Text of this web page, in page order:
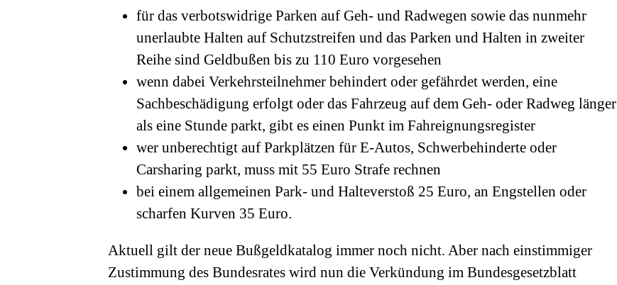
für das verbotswidrige Parken auf Geh- und Radwegen sowie das nunmehr
unerlaubte Halten auf Schutzstreifen und das Parken und Halten in zweiter
Reihe sind Geldbußen bis zu 110 Euro vorgesehen
wenn dabei Verkehrsteilnehmer behindert oder gefährdet werden, eine
Sachbeschädigung erfolgt oder das Fahrzeug auf dem Geh- oder Radweg länger
als eine Stunde parkt, gibt es einen Punkt im Fahreignungsregister
wer unberechtigt auf Parkplätzen für E-Autos, Schwerbehinderte oder
Carsharing parkt, muss mit 55 Euro Strafe rechnen
bei einem allgemeinen Park- und Halteverstoß 25 Euro, an Engstellen oder
scharfen Kurven 35 Euro.
Aktuell gilt der neue Bußgeldkatalog immer noch nicht. Aber nach einstimmiger
Zustimmung des Bundesrates wird nun die Verkündung im Bundesgesetzblatt